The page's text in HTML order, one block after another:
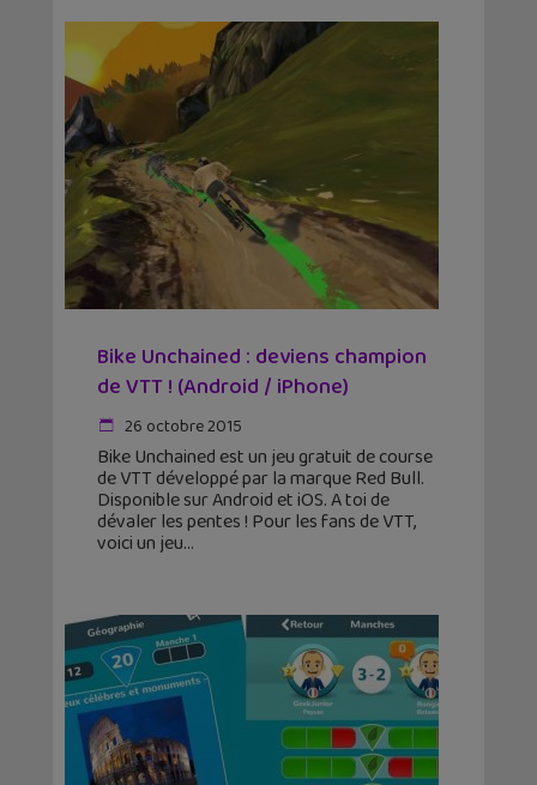
Bike Unchained : deviens champion
de VTT ! (Android / iPhone)
26 octobre 2015
Bike Unchained est un jeu gratuit de course
de VTT développé par la marque Red Bull.
Disponible sur Android et iOS. A toi de
dévaler les pentes ! Pour les fans de VTT,
voici un jeu